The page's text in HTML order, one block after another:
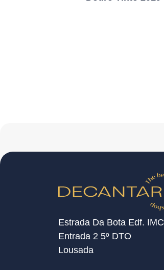
Estrada Da Bota Edf. IMC
Entrada 2 5º DTO
Lousada